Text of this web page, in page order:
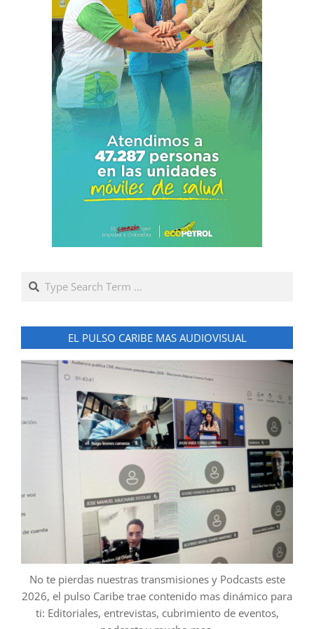
Search
EL PULSO CARIBE MAS AUDIOVISUAL
No te pierdas nuestras transmisiones y Podcasts este
2026, el pulso Caribe trae contenido mas dinámico para
ti: Editoriales, entrevistas, cubrimiento de eventos,